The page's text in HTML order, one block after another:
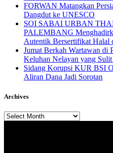
FORWAN Matangkan
Dangdut ke UNESCO
SOI SABAI URBAN
PALEMBANG
Autentik Bersertifikat Halal
Jumat Berkah Wartawan di
Keluhan Nelayan yang
Sidang Korupsi KUR BSI
Aliran Dana Jadi Sorotan
Archives
Archives